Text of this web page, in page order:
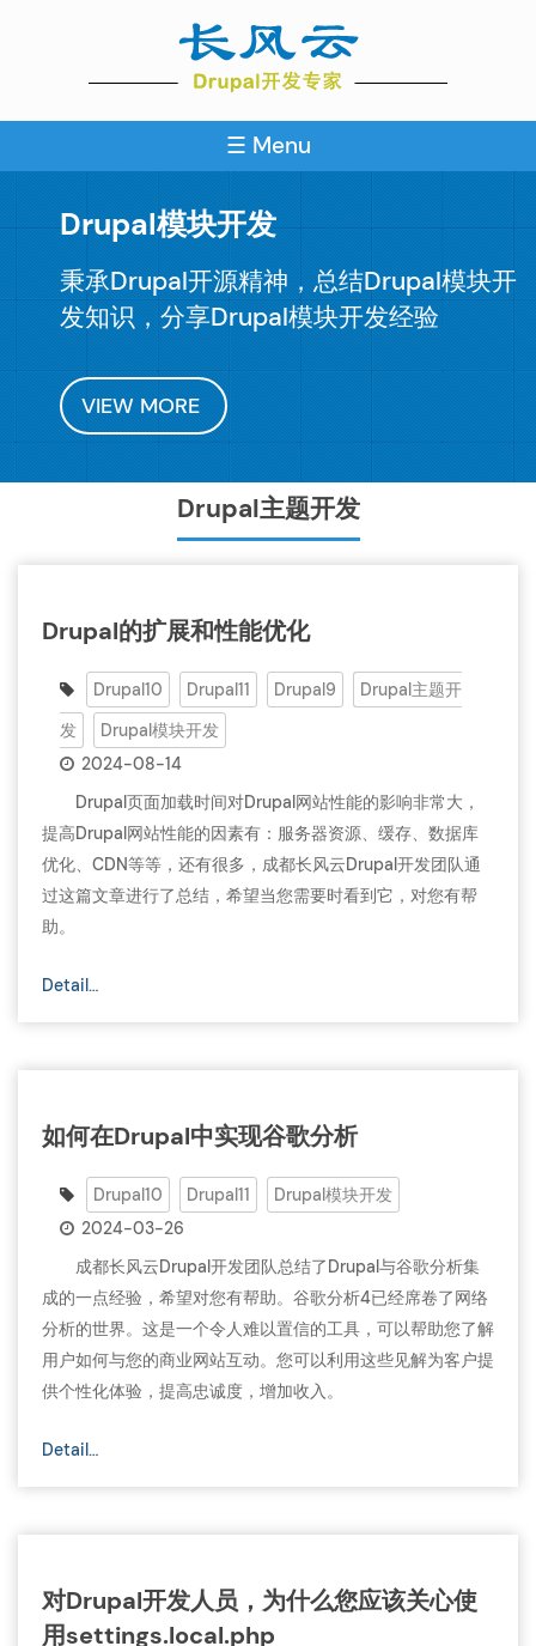
☰ Menu
Drupal模块开发
秉承Drupal开源精神，总结Drupal模块开
发知识，分享Drupal模块开发经验
VIEW MORE
Drupal主题开发
Drupal的扩展和性能优化
Drupal10 Drupal11 Drupal9
Drupal主题开
发
Drupal模块开发
2024-08-14
Drupal页面加载时间对Drupal网站性能的影响非常大，
提高Drupal网站性能的因素有：服务器资源、缓存、数据库
优化、CDN等等，还有很多，成都长风云Drupal开发团队通
过这篇文章进行了总结，希望当您需要时看到它，对您有帮
助。
Detail…
如何在Drupal中实现谷歌分析
Drupal10 Drupal11
Drupal模块开发
2024-03-26
成都长风云Drupal开发团队总结了Drupal与谷歌分析集
成的一点经验，希望对您有帮助。谷歌分析4已经席卷了网络
分析的世界。这是一个令人难以置信的工具，可以帮助您了解
用户如何与您的商业网站互动。您可以利用这些见解为客户提
供个性化体验，提高忠诚度，增加收入。
Detail…
对Drupal开发人员，为什么您应该关心使
用settings.local.php